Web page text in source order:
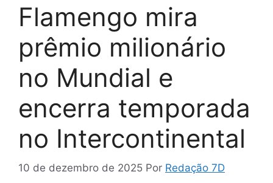
Flamengo mira
prêmio milionário
no Mundial e
encerra temporada
no Intercontinental
10 de dezembro de 2025 Por Redação 7D